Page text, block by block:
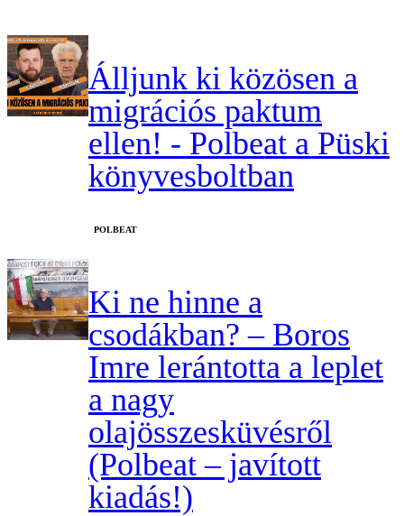
Álljunk ki közösen a
migrációs paktum
ellen! - Polbeat a Püski
könyvesboltban
‎POLBEAT
Ki ne hinne a
csodákban? – Boros
Imre lerántotta a leplet
a nagy
olajösszesküvésről
(Polbeat – javított
kiadás!)